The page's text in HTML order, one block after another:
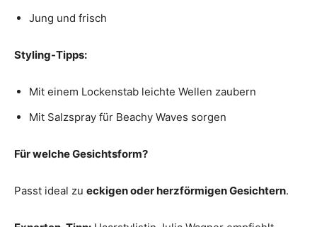
Jung und frisch
Styling-Tipps:
Mit einem Lockenstab leichte Wellen zaubern
Mit Salzspray für Beachy Waves sorgen
Für welche Gesichtsform?
Passt ideal zu eckigen oder herzförmigen Gesichtern.